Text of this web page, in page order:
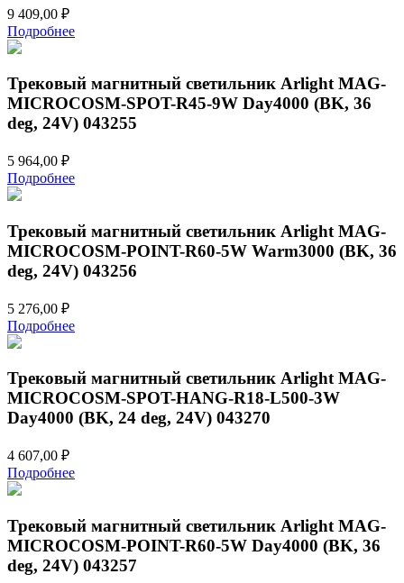
9 409,00 ₽
Подробнее
Трековый магнитный светильник Arlight MAG-
MICROCOSM-SPOT-R45-9W Day4000 (BK, 36
deg, 24V) 043255
5 964,00 ₽
Подробнее
Трековый магнитный светильник Arlight MAG-
MICROCOSM-POINT-R60-5W Warm3000 (BK, 36
deg, 24V) 043256
5 276,00 ₽
Подробнее
Трековый магнитный светильник Arlight MAG-
MICROCOSM-SPOT-HANG-R18-L500-3W
Day4000 (BK, 24 deg, 24V) 043270
4 607,00 ₽
Подробнее
Трековый магнитный светильник Arlight MAG-
MICROCOSM-POINT-R60-5W Day4000 (BK, 36
deg, 24V) 043257